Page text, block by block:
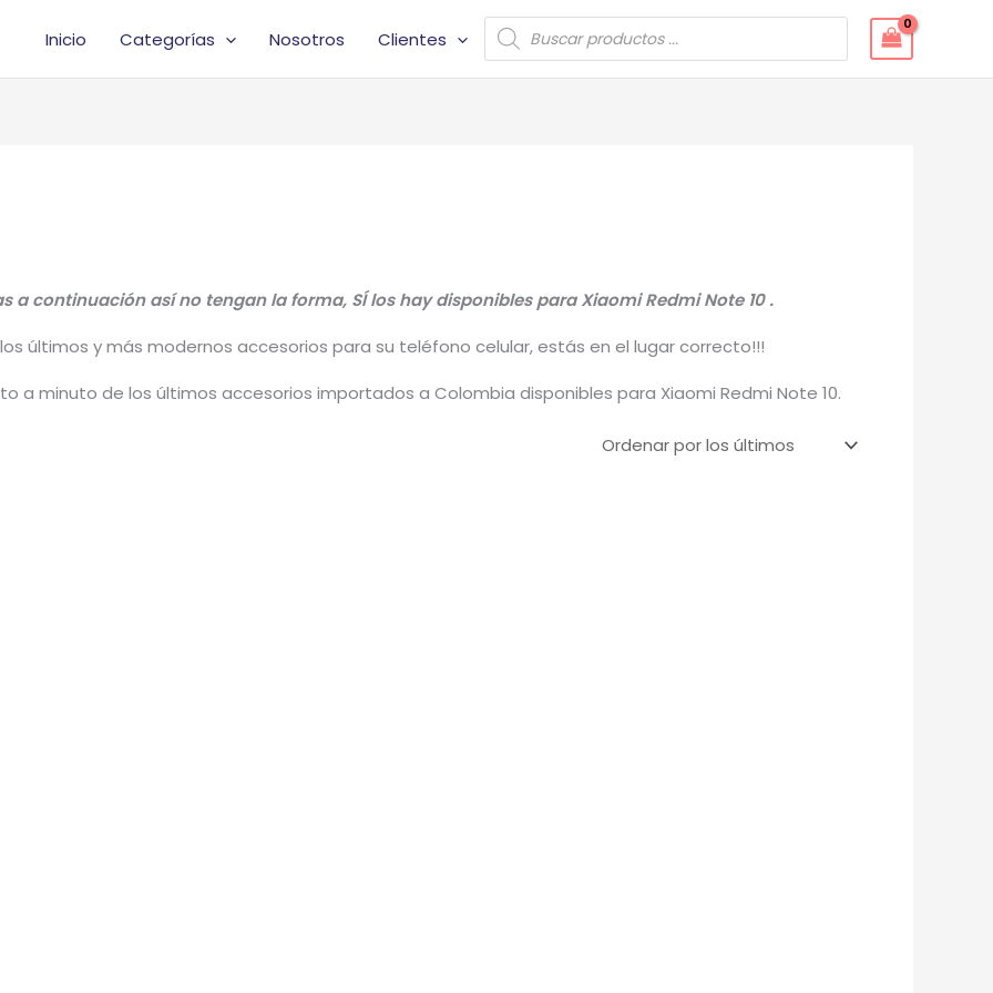
Inicio Categorías Nosotros Clientes
Búsqueda
de
productos
a continuación así no tengan la forma, SÍ los hay disponibles para Xiaomi Redmi Note 10 .
últimos y más modernos accesorios para su teléfono celular, estás en el lugar correcto!!!
a minuto de los últimos accesorios importados a Colombia disponibles para Xiaomi Redmi Note 10.